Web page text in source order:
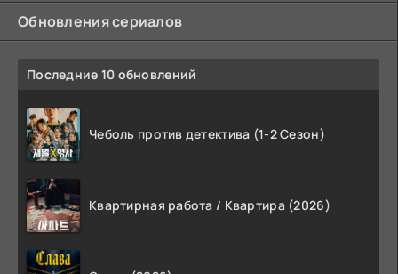
Обновления сериалов
Последние 10 обновлений
Чеболь против детектива (1-2 Сезон)
Квартирная работа / Квартира (2026)